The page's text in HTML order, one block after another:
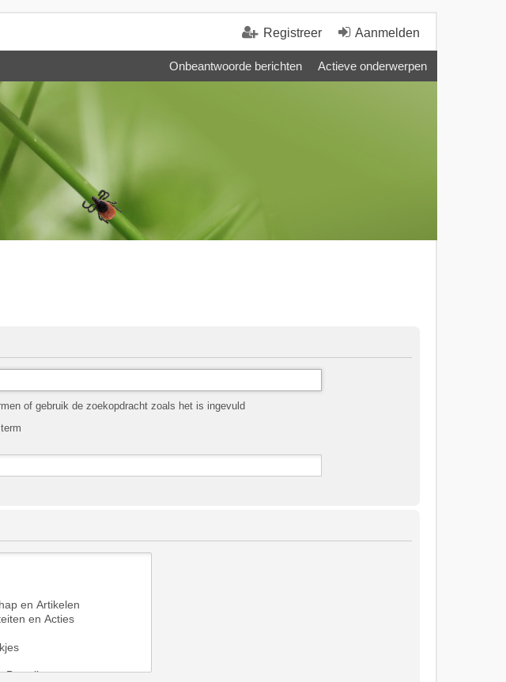
Aanmelden
Registreer
Onbeantwoorde berichten Actieve onderwerpen
of gebruik de zoekopdracht zoals het is ingevuld